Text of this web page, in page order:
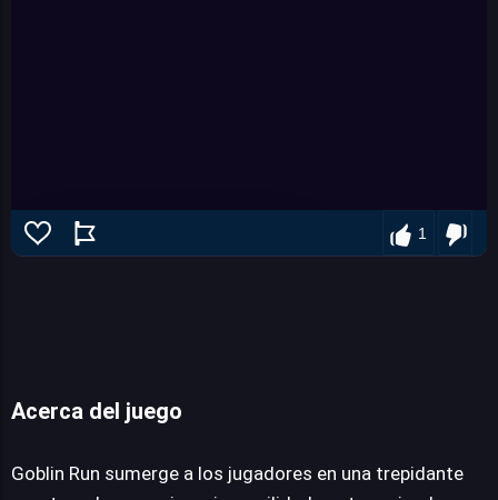
1
Acerca del juego
Goblin Run sumerge a los jugadores en una trepidante